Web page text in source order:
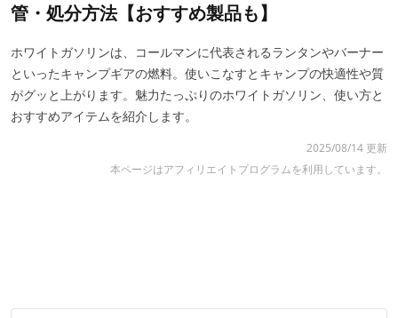
管・処分方法【おすすめ製品も】
ホワイトガソリンは、コールマンに代表されるランタンやバーナー
といったキャンプギアの燃料。使いこなすとキャンプの快適性や質
がグッと上がります。魅力たっぷりのホワイトガソリン、使い方と
おすすめアイテムを紹介します。
2025/08/14 更新
本ページはアフィリエイトプログラムを利用しています。